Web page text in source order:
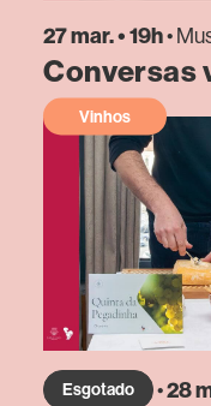
27 mar. • 19h•
Conversas
Vinhos
Esgotado •28